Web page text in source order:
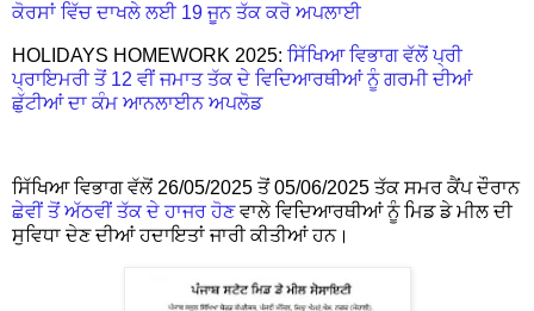
ਕੋਰਸਾਂ ਵਿੱਚ ਦਾਖਲੇ ਲਈ 19 ਜੂਨ ਤੱਕ ਕਰੋ ਅਪਲਾਈ
HOLIDAYS HOMEWORK 2025: ਸਿੱਖਿਆ ਵਿਭਾਗ ਵੱਲੋਂ ਪ੍ਰੀ
ਪ੍ਰਾਇਮਰੀ ਤੋਂ 12 ਵੀਂ ਜਮਾਤ ਤੱਕ ਦੇ ਵਿਦਿਆਰਥੀਆਂ ਨੂੰ ਗਰਮੀ ਦੀਆਂ
ਛੁੱਟੀਆਂ ਦਾ ਕੰਮ ਆਨਲਾਈਨ ਅਪਲੋਡ
ਸਿੱਖਿਆ ਵਿਭਾਗ ਵੱਲੋਂ 26/05/2025 ਤੋਂ 05/06/2025 ਤੱਕ ਸਮਰ ਕੈਂਪ ਦੌਰਾਨ
ਛੇਵੀਂ ਤੋਂ ਅੱਠਵੀਂ ਤੱਕ ਦੇ ਹਾਜਰ ਹੋਣਵਾਲੇ ਵਿਦਿਆਰਥੀਆਂ ਨੂੰ ਮਿਡ ਡੇ ਮੀਲ ਦੀ
ਸੁਵਿਧਾ ਦੇਣ ਦੀਆਂ ਹਦਾਇਤਾਂ ਜਾਰੀ ਕੀਤੀਆਂ ਹਨ।